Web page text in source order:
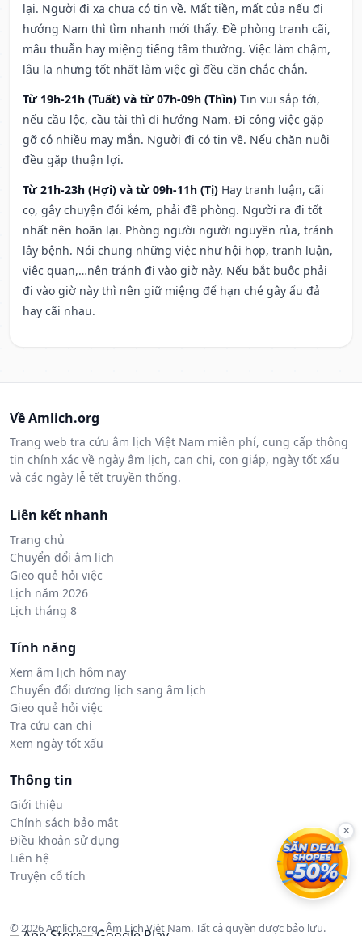
lại. Người đi xa chưa có tin về. Mất tiền, mất của nếu đi
hướng Nam thì tìm nhanh mới thấy. Đề phòng tranh cãi,
mâu thuẫn hay miệng tiếng tầm thường. Việc làm chậm,
lâu la nhưng tốt nhất làm việc gì đều cần chắc chắn.
Từ 19h-21h (Tuất) và từ 07h-09h (Thìn) Tin vui sắp tới,
nếu cầu lộc, cầu tài thì đi hướng Nam. Đi công việc gặp
gỡ có nhiều may mắn. Người đi có tin về. Nếu chăn nuôi
đều gặp thuận lợi.
Từ 21h-23h (Hợi) và từ 09h-11h (Tị) Hay tranh luận, cãi
cọ, gây chuyện đói kém, phải đề phòng. Người ra đi tốt
nhất nên hoãn lại. Phòng người người nguyền rủa, tránh
lây bệnh. Nói chung những việc như hội họp, tranh luận,
việc quan,…nên tránh đi vào giờ này. Nếu bắt buộc phải
đi vào giờ này thì nên giữ miệng để hạn ché gây ẩu đả
hay cãi nhau.
Về Amlich.org
Trang web tra cứu âm lịch Việt Nam miễn phí, cung cấp thông
tin chính xác về ngày âm lịch, can chi, con giáp, ngày tốt xấu
và các ngày lễ tết truyền thống.
Liên kết nhanh
Trang chủ
Chuyển đổi âm lịch
Gieo quẻ hỏi việc
Lịch năm 2026
Lịch tháng 8
Tính năng
Xem âm lịch hôm nay
Chuyển đổi dương lịch sang âm lịch
Gieo quẻ hỏi việc
Tra cứu can chi
Xem ngày tốt xấu
Thông tin
Giới thiệu
Chính sách bảo mật
Điều khoản sử dụng
Liên hệ
Truyện cổ tích
© 2026 Amlich.org - Âm Lịch Việt Nam. Tất cả quyền được bảo lưu.
×